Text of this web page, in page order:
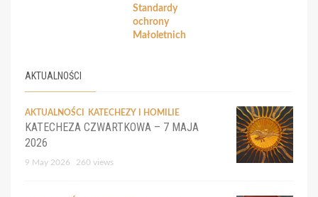
Standardy
ochrony
Małoletnich
AKTUALNOŚCI
AKTUALNOŚCI KATECHEZY I HOMILIE
KATECHEZA CZWARTKOWA – 7 MAJA
2026
9 May 2026 260 views